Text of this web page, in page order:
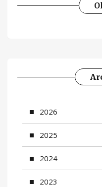
2026
2025
2024
2023